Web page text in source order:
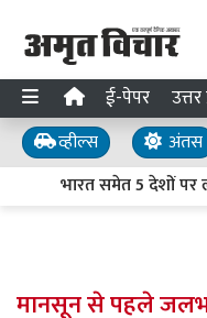
ई-पेपर
व्हील्स अंतस
भारत समेत 5 देशों पर
मानसून से पहले